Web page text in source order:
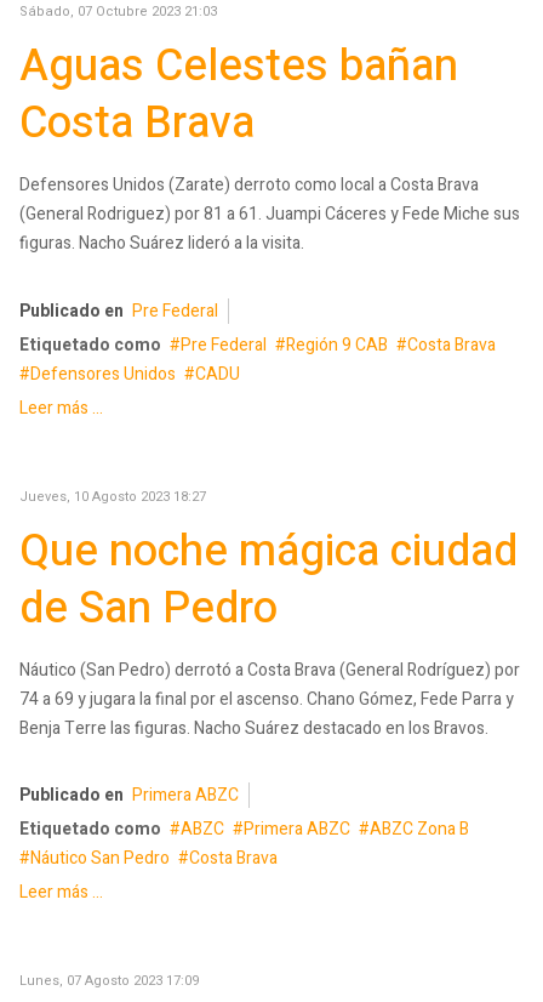
Sábado, 07 Octubre 2023 21:03
Aguas Celestes bañan
Costa Brava
Defensores Unidos (Zarate) derroto como local a Costa Brava
(General Rodriguez) por 81 a 61. Juampi Cáceres y Fede Miche sus
figuras. Nacho Suárez lideró a la visita.
Publicado en Pre Federal
Etiquetado como
Pre Federal Región 9 CAB
Costa Brava
Defensores Unidos
CADU
Leer más ...
Jueves, 10 Agosto 2023 18:27
Que noche mágica ciudad
de San Pedro
Náutico (San Pedro) derrotó a Costa Brava (General Rodríguez) por
74 a 69 y jugara la final por el ascenso. Chano Gómez, Fede Parra y
Benja Terre las figuras. Nacho Suárez destacado en los Bravos.
Publicado en Primera ABZC
Etiquetado como
ABZC Primera ABZC
ABZC Zona B
Náutico San Pedro
Costa Brava
Leer más ...
Lunes, 07 Agosto 2023 17:09